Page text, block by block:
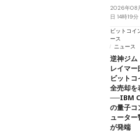
2026年08
日 14時19分
ビットコイ
ース
ニュース
逆神ジム
レイマー
ビットコ
全売却を
──IBM
の量子コ
ューター
が発端